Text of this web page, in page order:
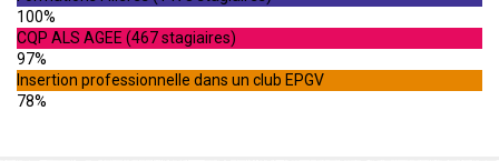
100%
CQP ALS AGEE (467 stagiaires)
97%
Insertion professionnelle dans un club EPGV
78%